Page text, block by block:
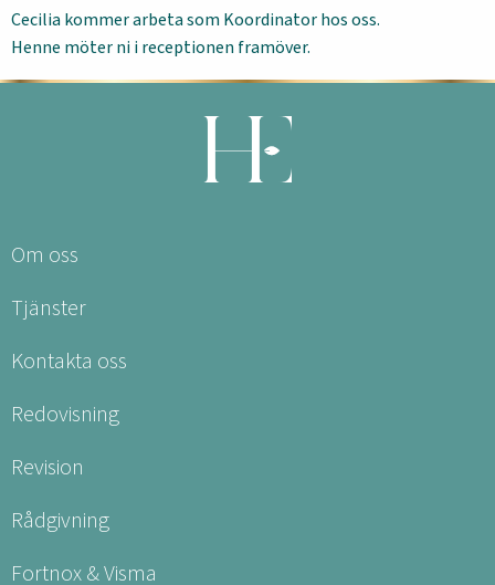
Cecilia kommer arbeta som Koordinator hos oss.
Henne möter ni i receptionen framöver.
Om oss
Tjänster
Kontakta oss
Redovisning
Revision
Rådgivning
Fortnox & Visma